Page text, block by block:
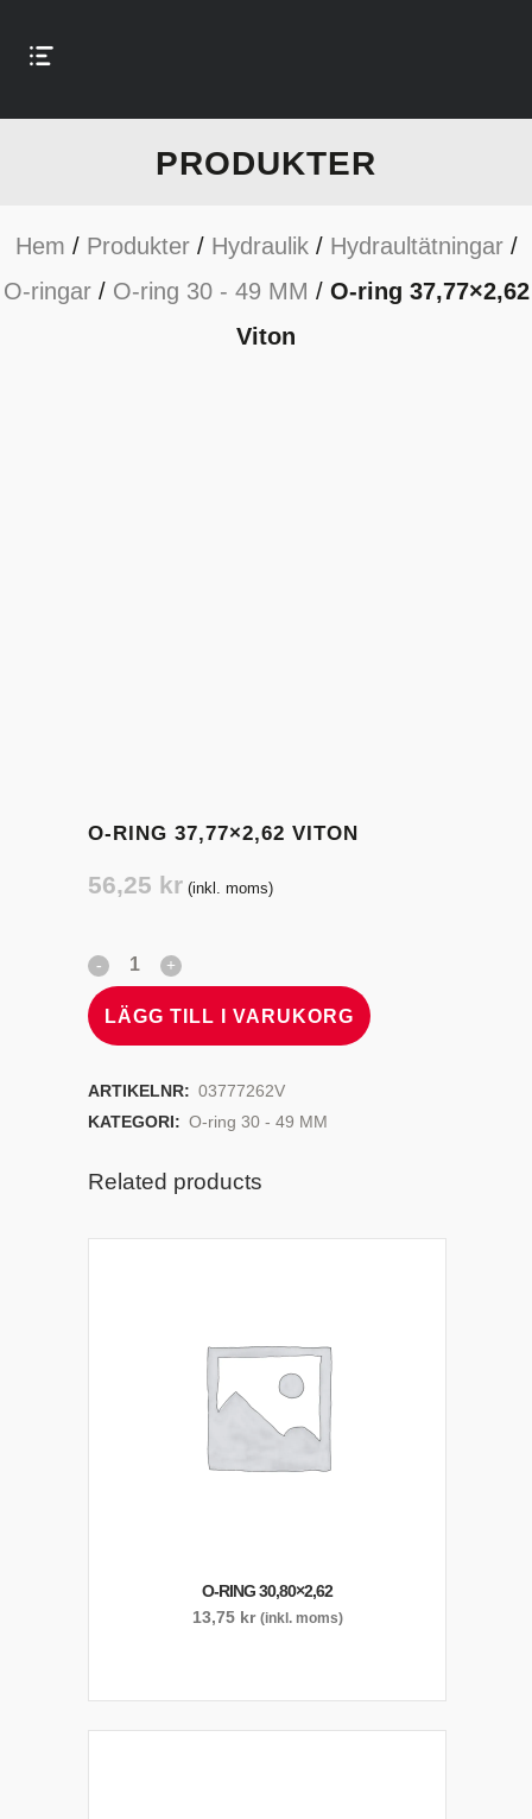
PRODUKTER
Hem / Produkter/ Hydraulik/ Hydraultätningar/
O-ringar/ O-ring 30 - 49 MM / O-ring 37,77×2,62
Viton
O-RING 37,77×2,62 VITON
56,25 kr (inkl. moms)
LÄGG TILL I VARUKORG
ARTIKELNR: 03777262V
KATEGORI: O-ring 30 - 49 MM
Related products
O-RING 30,80×2,62
13,75 kr (inkl. moms)